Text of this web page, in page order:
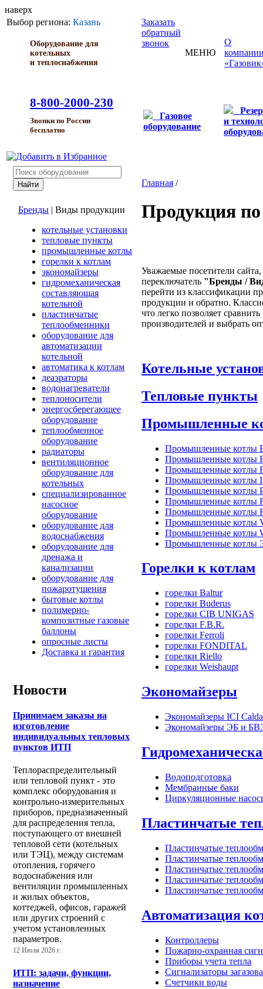
наверх
Выбор региона: Казань
Оборудование для
котельных
и теплоснабжения
8-800-2000-230
Звонки по России
бесплатно
Заказать
обратный
звонок
МЕНЮ
О
Газовое
оборудование
и
Бренды | Виды продукции
котельные установки
тепловые пункты
промышленные котлы
горелки к котлам
экономайзеры
гидромеханическая
составляющая
котельной
пластинчатые
теплообменники
оборудование для
автоматизации
котельной
автоматика к котлам
деаэраторы
водонагреватели
теплоносители
энергосберегающее
оборудование
теплообменное
оборудование
радиаторы
вентиляционное
оборудование для
котельных
специализированное
насосное
оборудование
оборудование для
водоснабжения
оборудование для
дренажа и
канализации
оборудование для
пожаротушения
бытовые котлы
полимерно-
композитные газовые
баллоны
опросные листы
Доставка и гарантия
Новости
Принимаем заказы на
изготовление
индивидуальных тепловых
пунктов ИТП
Теплораспределительный
или тепловой пункт - это
комплекс оборудования и
контрольно-измерительных
приборов, предназначенный
для распределения тепла,
поступающего от внешней
тепловой сети (котельных
или ТЭЦ), между системам
отопления, горячего
водоснабжения или
вентиляции промышленных
и жилых объектов,
коттеджей, офисов, гаражей
или других строений с
учетом установленных
параметров.
12 Июля 2026 г.
ИТП: задачи, функции,
назначение
Главная /
Продукция
Уважаемые посетители
переключатель "Бренды /
перейти из классификации
продукции и обратно.
что легко позволяет
производителей и выбрать
Котельные
Тепловые пункты
Промышленные
Промышленные котлы
Промышленные котлы
Промышленные котлы
Промышленные котлы
Промышленные котлы
Промышленные котлы
Промышленные котлы
Промышленные котлы
Промышленные котлы
Промышленные
Горелки к котлам
горелки Baltur
горелки Buderus
горелки CIB UNIGAS
горелки F.B.R.
горелки Ferroli
горелки FONDITAL
горелки Riello
горелки Weishaupt
Экономайзеры
Экономайзеры ICI
Экономайзеры ЭБ и
Водоподготовка
Мембранные баки
Циркуляционные
Пластинчатые
Пластинчатые
Пластинчатые
Пластинчатые
Пластинчатые
Пластинчатые
Автоматизация
Контроллеры
Пожарно-охранная
Приборы учета тепла
Сигнализаторы
Счетчики воды